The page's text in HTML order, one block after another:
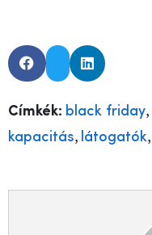
Címkék: black friday,
kapacitás, látogatók,